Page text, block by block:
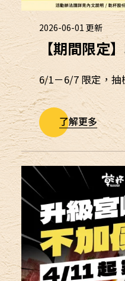
2026-06-01 更新
【期間限定
6/1－6/7 限定，
了解更多